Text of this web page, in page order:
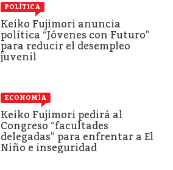
POLÍTICA
Keiko Fujimori anuncia
política “Jóvenes con Futuro”
para reducir el desempleo
juvenil
ECONOMÍA
Keiko Fujimori pedirá al
Congreso “facultades
delegadas” para enfrentar a El
Niño e inseguridad